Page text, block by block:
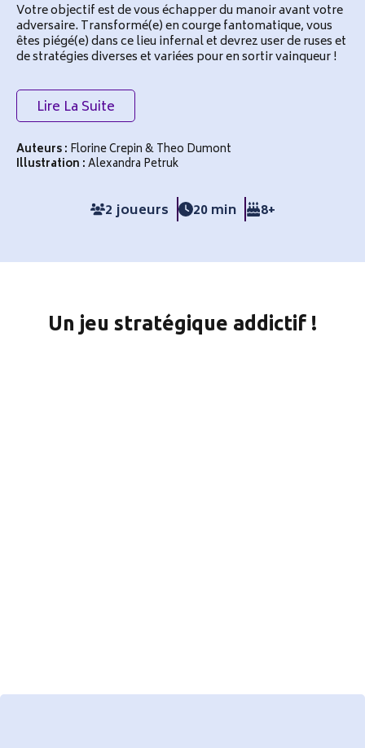
Votre objectif est de vous échapper du manoir avant votre
adversaire. Transformé(e) en courge fantomatique, vous
êtes piégé(e) dans ce lieu infernal et devrez user de ruses et
de stratégies diverses et variées pour en sortir vainqueur !
Lire La Suite
Auteurs : Florine Crepin & Theo Dumont
Illustration :Alexandra Petruk
2 joueurs 20 min 8+
Un jeu stratégique addictif !